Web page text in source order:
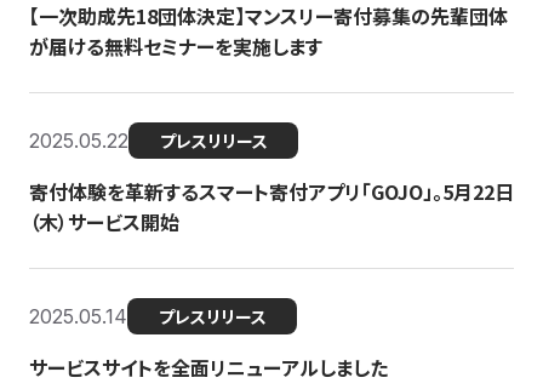
【一次助成先18団体決定】マンスリー寄付募集の先輩団体
が届ける無料セミナーを実施します
2025.05.22 プレスリリース
寄付体験を革新するスマート寄付アプリ「GOJO」。5月22日
（木）サービス開始
2025.05.14 プレスリリース
サービスサイトを全面リニューアルしました